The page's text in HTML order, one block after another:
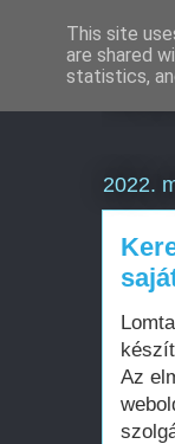
2022.
Az
This site
are shared
statistics,